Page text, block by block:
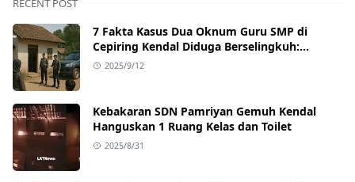
RECENT POST
7 Fakta Kasus Dua Oknum Guru SMP di
Cepiring Kendal Diduga Berselingkuh:
Kronologi, Pengakuan, hingga Sanksi
2025/9/12
Kebakaran SDN Pamriyan Gemuh Kendal
Hanguskan 1 Ruang Kelas dan Toilet
2025/8/31